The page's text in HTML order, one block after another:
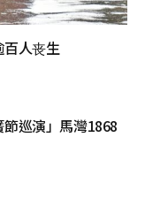
人丧生
巡演」馬灣1868